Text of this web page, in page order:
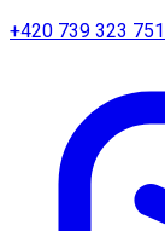
+420 739 323 751